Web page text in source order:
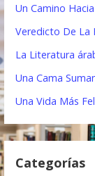
a
ó
d
Un Camino
Veredicto De La
La Literatura
Una Cama
Una Vida Más
Categorías